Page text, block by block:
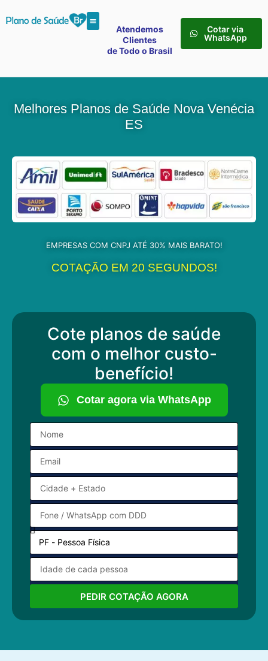
Atendemos
Clientes
de Todo o Brasil
Cotar via
WhatsApp
Melhores Planos de Saúde Nova Venécia
ES
EMPRESAS COM CNPJ ATÉ 30% MAIS BARATO!
COTAÇÃO EM 20 SEGUNDOS!
Cote planos de saúde
com o melhor custo-
benefício!
Cotar agora via WhatsApp
PEDIR COTAÇÃO AGORA